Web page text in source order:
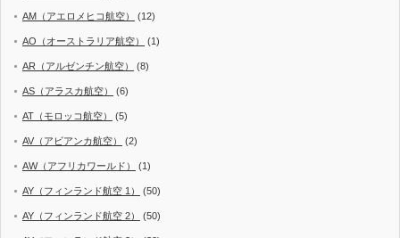
AM（アエロメヒコ航空） (12)
AO（オーストラリア航空） (1)
AR（アルゼンチン航空） (8)
AS（アラスカ航空） (6)
AT（モロッコ航空） (5)
AV（アビアンカ航空） (2)
AW（アフリカワールド） (1)
AY（フィンランド航空 1） (50)
AY（フィンランド航空 2） (50)